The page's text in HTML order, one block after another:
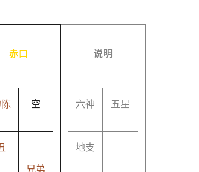
赤口
空
兄弟
说明
六神 五星
地支